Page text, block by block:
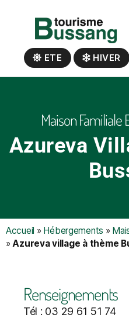
ETE HIVER
Maison Familiale
Azureva
Accueil » Hébergements »
»Azureva village à thème
Renseignements
Tél : 03 29 61 51 74
Panneau de gestion des